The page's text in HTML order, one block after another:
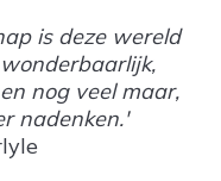
is deze wereld
nog veel maar,
nadenken.'